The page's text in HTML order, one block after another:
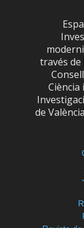
través de
Ciència
de